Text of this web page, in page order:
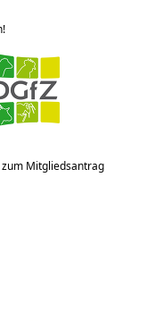
zum Mitgliedsantrag